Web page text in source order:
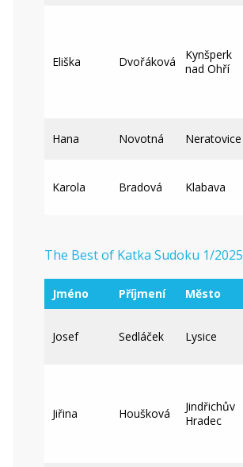
Eliška Dvořáková
Kynšperk
nad Ohří
Hana Novotná Neratovice
Karola Bradová Klabava
The Best of Katka Sudoku 1/2025
Jméno Příjmení Město
Josef Sedláček Lysice
Jiřina Houšková
Jindřichův
Hradec